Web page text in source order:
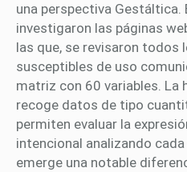
una perspectiva Gestáltica.
investigaron las páginas
las que, se revisaron todos
susceptibles de uso
matriz con 60 variables. La
recoge datos de tipo
permiten evaluar la
intencional analizando
emerge una notable